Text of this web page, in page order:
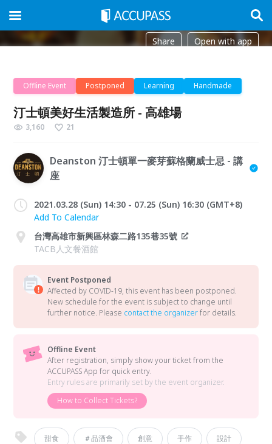
Share Open with app
Offline Event Postponed Learning Handmade
汀士頓美好生活製造所 - 高雄場
3,160 21
Deanston 汀士頓單一麥芽蘇格蘭威士忌 - 講
座
2021.03.28 (Sun) 14:30 - 07.25 (Sun) 16:30 (GMT+8)
Add To Calendar
台灣高雄市新興區林森二路135巷35號
TACB人文餐酒館
Event Postponed
Affected by COVID-19, this event has been postponed.
New schedule for the event is subject to change until
further notice. Please contact the organizerfor details.
Offline Event
After registration, simply show your ticket from the
ACCUPASS App for quick entry.
Entry rules are primarily set by the event organizer.
How to Collect Tickets?
甜食 ＃品酒會 創意 手作 設計